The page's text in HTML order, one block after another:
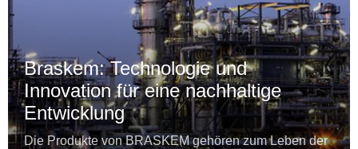
Braskem: Technologie und
Innovation für eine nachhaltige
Entwicklung
Die Produkte von BRASKEM gehören zum Leben der